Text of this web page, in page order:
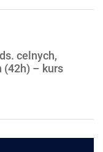
celnych,
(42h) – kurs